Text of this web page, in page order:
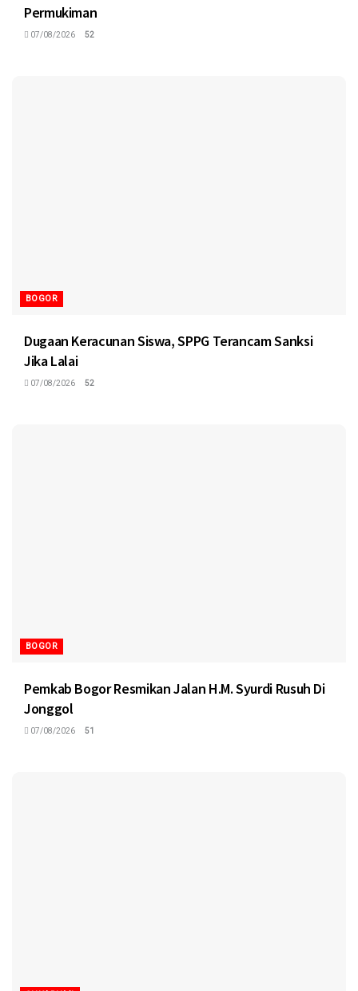
Permukiman
07/08/2026 52
BOGOR
Dugaan Keracunan Siswa, SPPG Terancam Sanksi
Jika Lalai
07/08/2026 52
BOGOR
Pemkab Bogor Resmikan Jalan H.M. Syurdi Rusuh Di
Jonggol
07/08/2026 51